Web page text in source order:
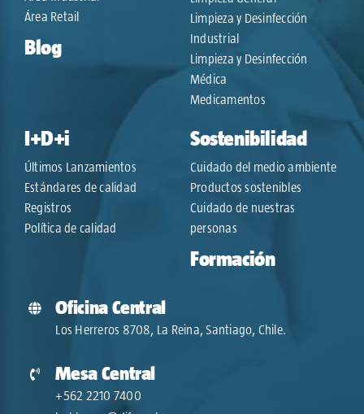
Área Retail
Blog
Limpieza y Desinfección
Industrial
Limpieza y Desinfección
Médica
Medicamentos
I+D+i
Últimos Lanzamientos
Estándares de calidad
Registros
Política de calidad
Sostenibilidad
Cuidado del medio ambiente
Productos sostenibles
Cuidado de nuestras
personas
Formación
Oficina Central
Los Herreros 8708, La Reina, Santiago, Chile.
Mesa Central
+562 2210 7400